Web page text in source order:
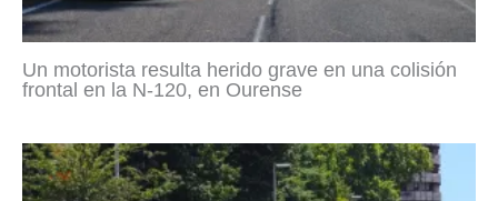
Un motorista resulta herido grave en una colisión
frontal en la N-120, en Ourense